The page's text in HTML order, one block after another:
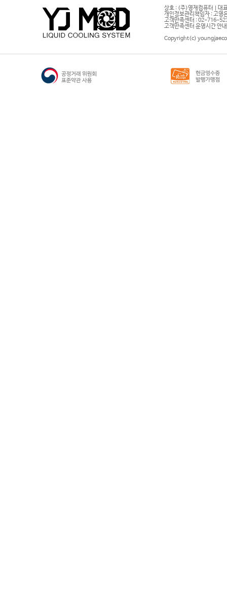
상호 : (주)영재컴퓨터 | 대
개인정보관리책임자 : 고영
고객만족센터 : 02-716-
고객만족센터 운영시간 안
Copyright(c)